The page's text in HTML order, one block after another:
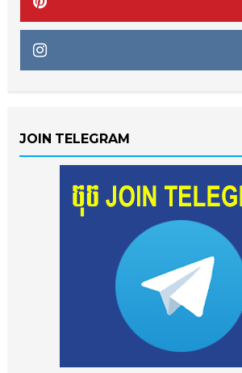
JOIN TELEGRAM